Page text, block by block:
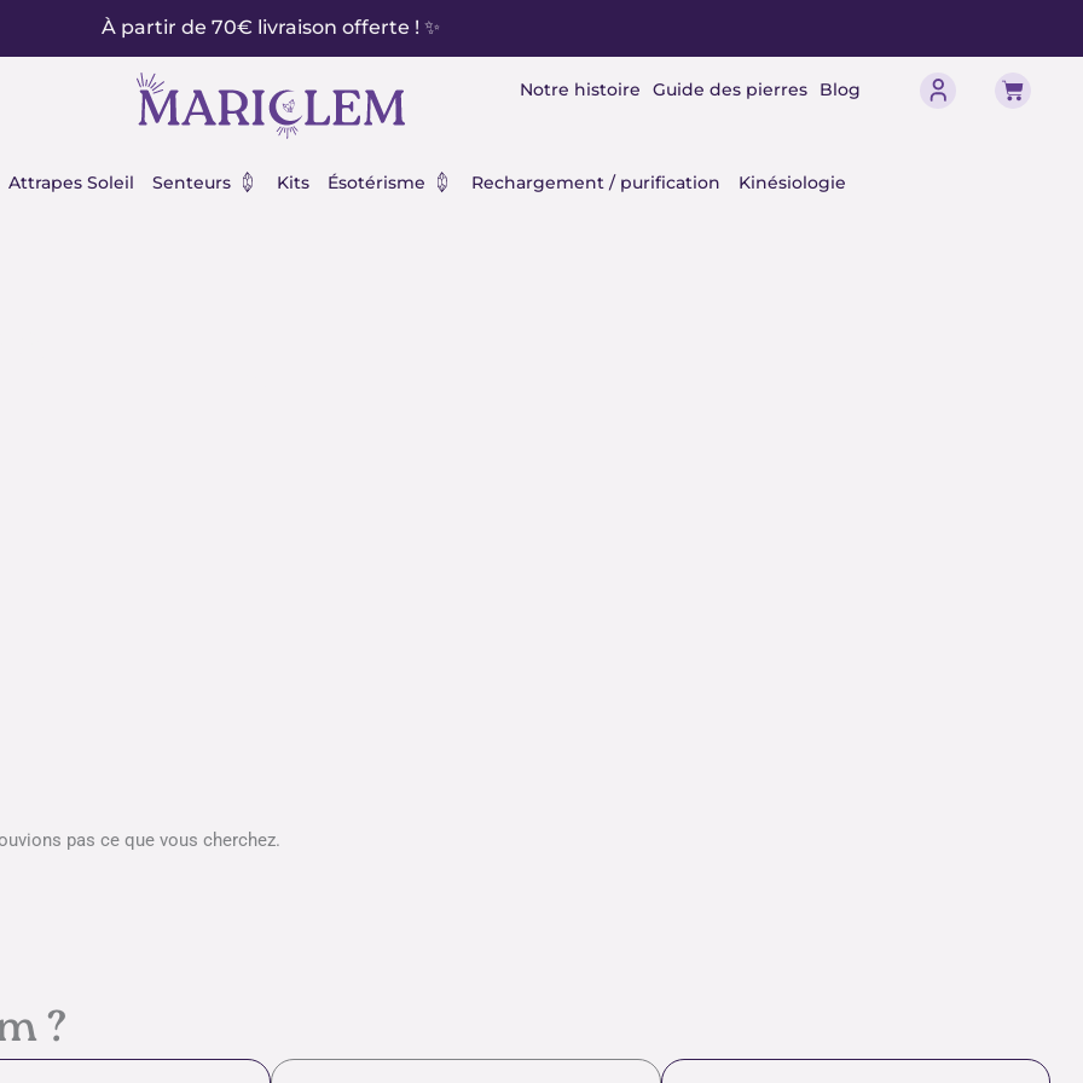
À partir de 70€ livraison offerte ! ✨
Notre histoire Guide des pierres Blog Panier
Attrapes Soleil Senteurs Ouvrir Senteurs
Kits Ésotérisme Ouvrir Ésotérisme
Rechargement / purification Kinésiologie
pas ce que vous cherchez.
?